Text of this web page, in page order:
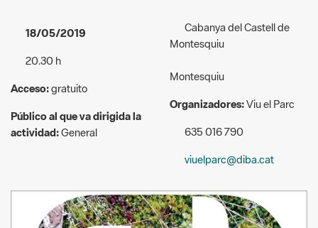
18/05/2019
20.30 h
Acceso:gratuito
Público al que va dirigida la
actividad:General
Cabanya del Castell de
Montesquiu
Montesquiu
Organizadores:Viu el Parc
635 016 790
viuelparc@diba.cat